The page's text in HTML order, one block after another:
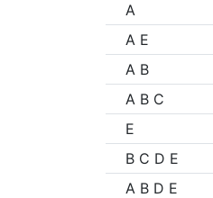
A
A E
A B
A B C
E
B C D E
A B D E